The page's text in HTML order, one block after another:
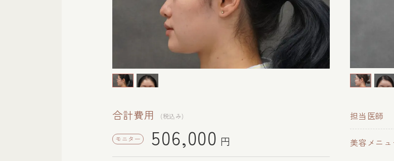
合計費用 (税込み)
モニター 506,000 円
担当医師
美容メニュ